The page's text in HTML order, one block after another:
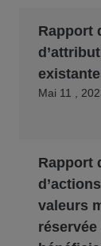
Rapport
Mai 11 ,
Rapport
valeurs